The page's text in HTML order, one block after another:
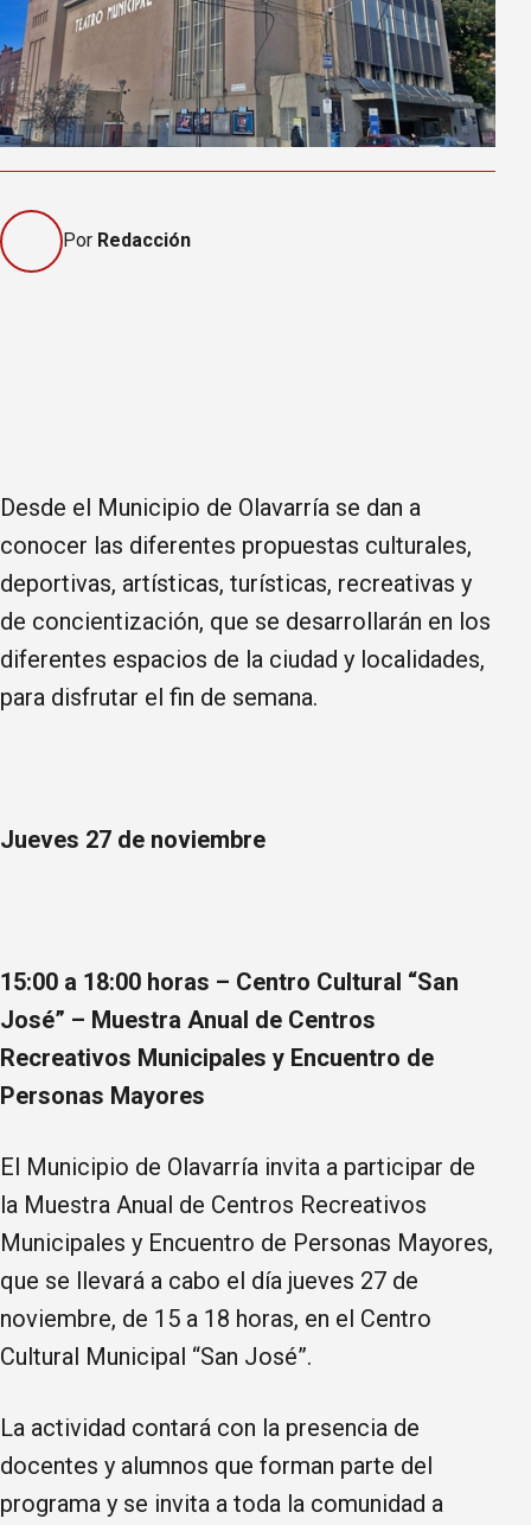
Por Redacción
Desde el Municipio de Olavarría se dan a
conocer las diferentes propuestas culturales,
deportivas, artísticas, turísticas, recreativas y
de concientización, que se desarrollarán en los
diferentes espacios de la ciudad y localidades,
para disfrutar el fin de semana.
Jueves 27 de noviembre
15:00 a 18:00 horas – Centro Cultural “San
José” – Muestra Anual de Centros
Recreativos Municipales y Encuentro de
Personas Mayores
El Municipio de Olavarría invita a participar de
la Muestra Anual de Centros Recreativos
Municipales y Encuentro de Personas Mayores,
que se llevará a cabo el día jueves 27 de
noviembre, de 15 a 18 horas, en el Centro
Cultural Municipal “San José”.
La actividad contará con la presencia de
docentes y alumnos que forman parte del
programa y se invita a toda la comunidad a